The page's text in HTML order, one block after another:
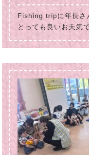
Fishing tripに年長さ
とっても良いお天気